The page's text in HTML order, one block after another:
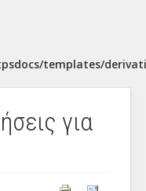
templates/
για